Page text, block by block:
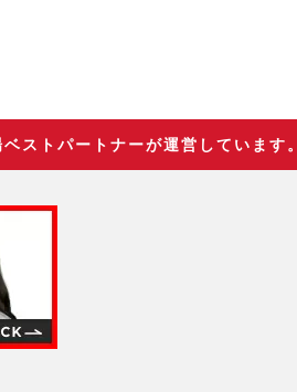
ストパートナーが運営しています。